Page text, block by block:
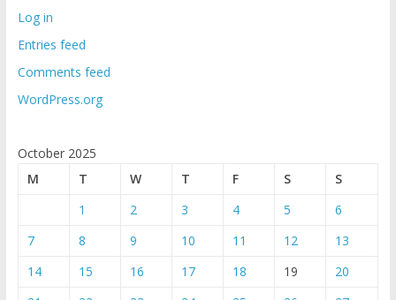
Log in
Entries feed
Comments feed
WordPress.org
October 2025
M
T W T F S
S
1
2 3 4 5
6
7
8 9 10 11 12
13
14
15 16 17 18 19
20